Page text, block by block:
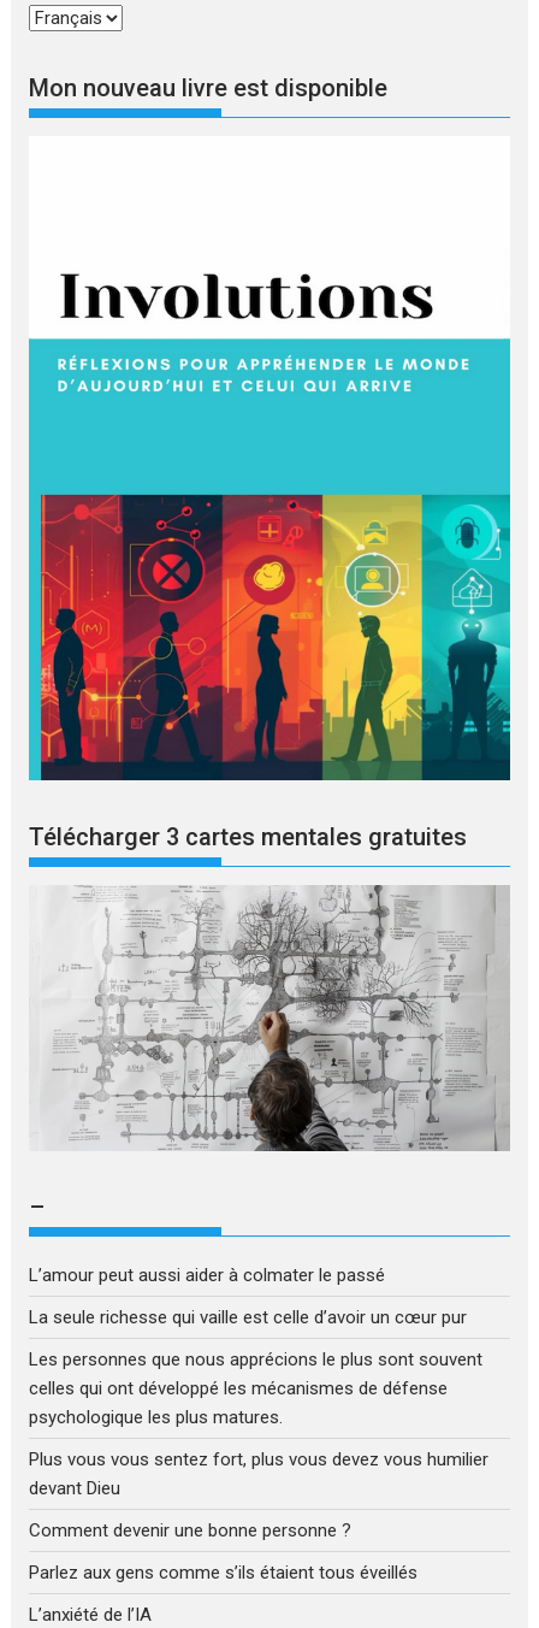
Choisir
langue
Mon nouveau livre est disponible
Télécharger 3 cartes mentales gratuites
–
L’amour peut aussi aider à colmater le passé
La seule richesse qui vaille est celle d’avoir un cœur pur
Les personnes que nous apprécions le plus sont souvent
celles qui ont développé les mécanismes de défense
psychologique les plus matures.
Plus vous vous sentez fort, plus vous devez vous humilier
devant Dieu
Comment devenir une bonne personne ?
Parlez aux gens comme s’ils étaient tous éveillés
L’anxiété de l’IA